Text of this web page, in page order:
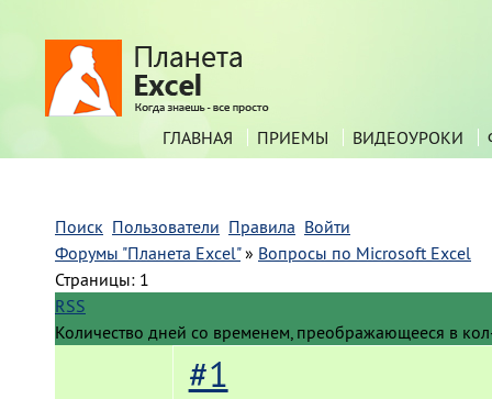
ГЛАВНАЯ ПРИЕМЫ ВИДЕОУРОКИ
Поиск Пользователи Правила Войти
Форумы "Планета Excel" » Вопросы по Microsoft Excel
Страницы: 1
RSS
Количество дней со временем, преображающееся в
#1